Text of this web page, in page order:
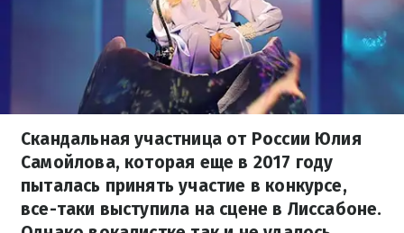
Скандальная участница от России Юлия
Самойлова, которая еще в 2017 году
пыталась принять участие в конкурсе,
все-таки выступила на сцене в Лиссабоне.